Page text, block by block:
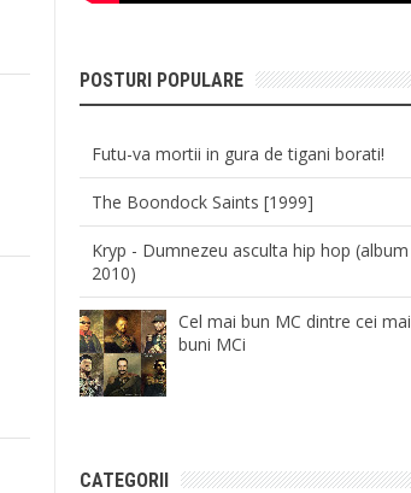
POSTURI POPULARE
Futu-va mortii in gura de tigani borati!
The Boondock Saints [1999]
Kryp - Dumnezeu asculta hip hop (album
2010)
Cel mai bun MC dintre cei mai
buni MCi
CATEGORII